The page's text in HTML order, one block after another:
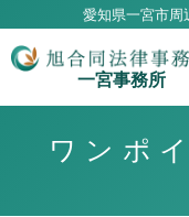
愛知県一宮市周
一宮事務所
ワンポ